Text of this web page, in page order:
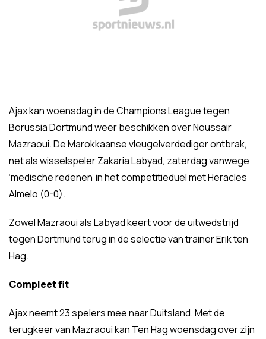
Ajax kan woensdag in de Champions League tegen
Borussia Dortmund weer beschikken over Noussair
Mazraoui. De Marokkaanse vleugelverdediger ontbrak,
net als wisselspeler Zakaria Labyad, zaterdag vanwege
‘medische redenen’ in het competitieduel met Heracles
Almelo (0-0).
Zowel Mazraoui als Labyad keert voor de uitwedstrijd
tegen Dortmund terug in de selectie van trainer Erik ten
Hag.
Compleet fit
Ajax neemt 23 spelers mee naar Duitsland. Met de
terugkeer van Mazraoui kan Ten Hag woensdag over zijn